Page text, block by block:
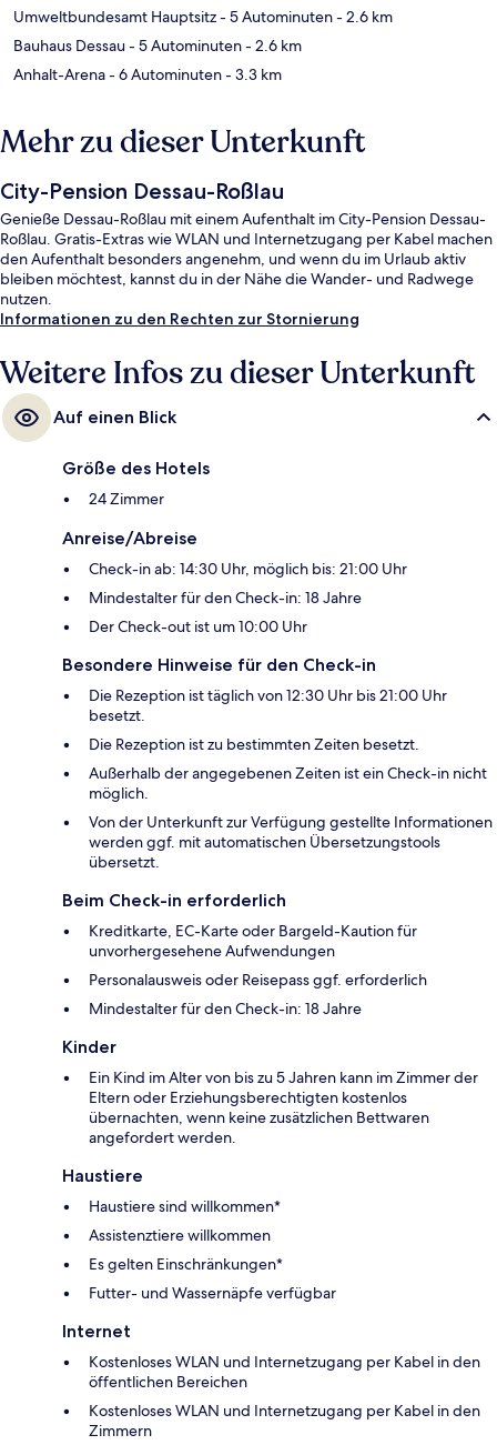
Umweltbundesamt Hauptsitz- 5 Autominuten- 2.6 km
Bauhaus Dessau- 5 Autominuten- 2.6 km
Anhalt-Arena- 6 Autominuten- 3.3 km
Mehr zu dieser Unterkunft
City-Pension Dessau-Roßlau
Genieße Dessau-Roßlau mit einem Aufenthalt im City-Pension Dessau-
Roßlau. Gratis-Extras wie WLAN und Internetzugang per Kabel machen
den Aufenthalt besonders angenehm, und wenn du im Urlaub aktiv
bleiben möchtest, kannst du in der Nähe die Wander- und Radwege
nutzen.
Informationen zu den Rechten zur Stornierung
Weitere Infos zu dieser Unterkunft
Auf einen Blick
Größe des Hotels
24 Zimmer
Anreise/Abreise
Check-in ab: 14:30 Uhr, möglich bis: 21:00 Uhr
Mindestalter für den Check-in: 18 Jahre
Der Check-out ist um 10:00 Uhr
Besondere Hinweise für den Check-in
Die Rezeption ist täglich von 12:30 Uhr bis 21:00 Uhr
besetzt.
Die Rezeption ist zu bestimmten Zeiten besetzt.
Außerhalb der angegebenen Zeiten ist ein Check-in nicht
möglich.
Von der Unterkunft zur Verfügung gestellte Informationen
werden ggf. mit automatischen Übersetzungstools
übersetzt.
Beim Check-in erforderlich
Kreditkarte, EC-Karte oder Bargeld-Kaution für
unvorhergesehene Aufwendungen
Personalausweis oder Reisepass ggf. erforderlich
Mindestalter für den Check-in: 18 Jahre
Kinder
Ein Kind im Alter von bis zu 5 Jahren kann im Zimmer der
Eltern oder Erziehungsberechtigten kostenlos
übernachten, wenn keine zusätzlichen Bettwaren
angefordert werden.
Haustiere
Haustiere sind willkommen*
Assistenztiere willkommen
Es gelten Einschränkungen*
Futter- und Wassernäpfe verfügbar
Internet
Kostenloses WLAN und Internetzugang per Kabel in den
öffentlichen Bereichen
Kostenloses WLAN und Internetzugang per Kabel in den
Zimmern